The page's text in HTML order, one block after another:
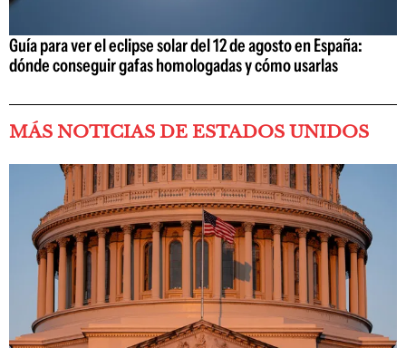
Guía para ver el eclipse solar del 12 de agosto en España:
dónde conseguir gafas homologadas y cómo usarlas
MÁS NOTICIAS DE ESTADOS UNIDOS